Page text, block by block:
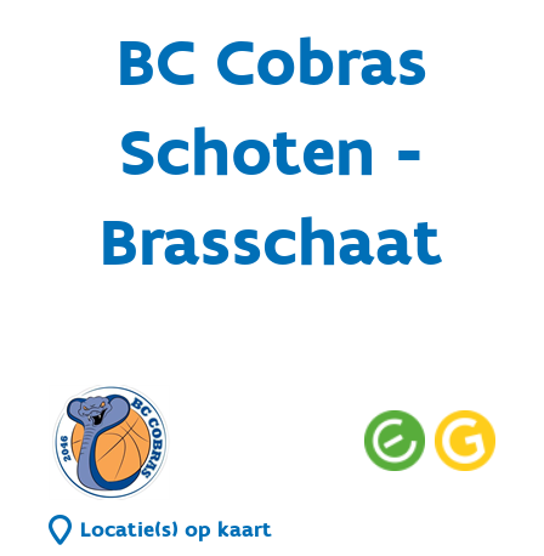
BC Cobras
Schoten -
Brasschaat
Locatie(s) op kaart